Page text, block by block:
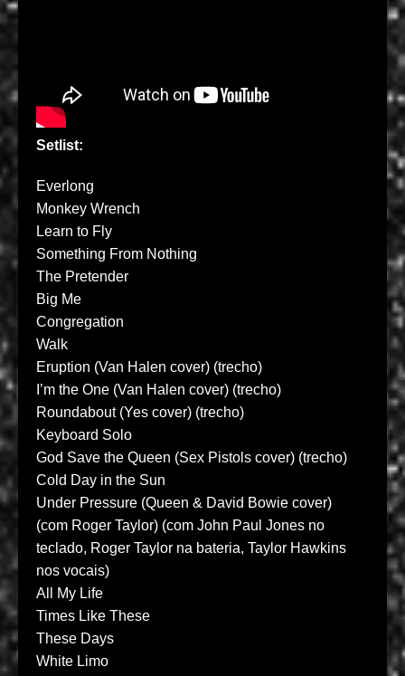
Setlist:
Everlong
Monkey Wrench
Learn to Fly
Something From Nothing
The Pretender
Big Me
Congregation
Walk
Eruption (Van Halen cover) (trecho)
I’m the One (Van Halen cover) (trecho)
Roundabout (Yes cover) (trecho)
Keyboard Solo
God Save the Queen (Sex Pistols cover) (trecho)
Cold Day in the Sun
Under Pressure (Queen & David Bowie cover)
(com Roger Taylor) (com John Paul Jones no
teclado, Roger Taylor na bateria, Taylor Hawkins
nos vocais)
All My Life
Times Like These
These Days
White Limo